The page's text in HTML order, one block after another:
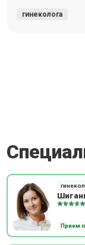
гинеколога
Прием